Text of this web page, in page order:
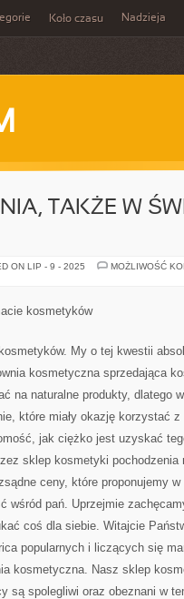
Koło czasu Nadzieja
TAKŻE W
ON LIP - 9 - 2025
MOŻLIWOŚĆ
kosmetyków
My o tej kwestii
kosmetyczna sprzedająca
na naturalne produkty, dlatego
które miały okazję korzystać
jak ciężko jest uzyskać
sklep kosmetyki pochodzenia
ceny, które proponujemy
wśród pań. Uprzejmie
coś dla siebie. Witajcie
popularnych i liczących się
kosmetyczna. Nasz sklep
są spolegliwi oraz obeznani w